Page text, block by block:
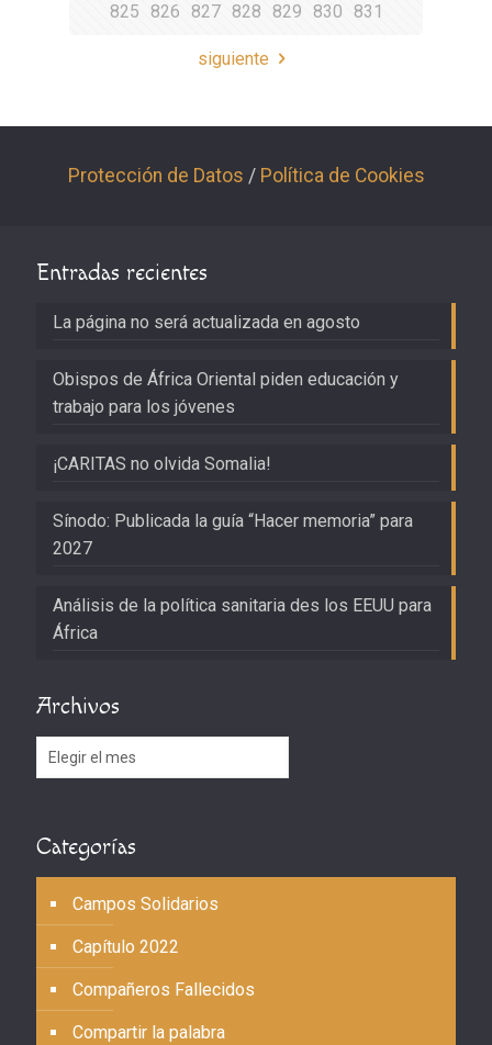
825
826 827 828 829 830 831
siguiente
Protección de Datos / Política de Cookies
Entradas recientes
La página no será actualizada en agosto
Obispos de África Oriental piden educación y
trabajo para los jóvenes
¡CARITAS no olvida Somalia!
Sínodo: Publicada la guía “Hacer memoria” para
2027
Análisis de la política sanitaria des los EEUU para
África
Archivos
Archivos
Categorías
Campos Solidarios
Capítulo 2022
Compañeros Fallecidos
Compartir la palabra